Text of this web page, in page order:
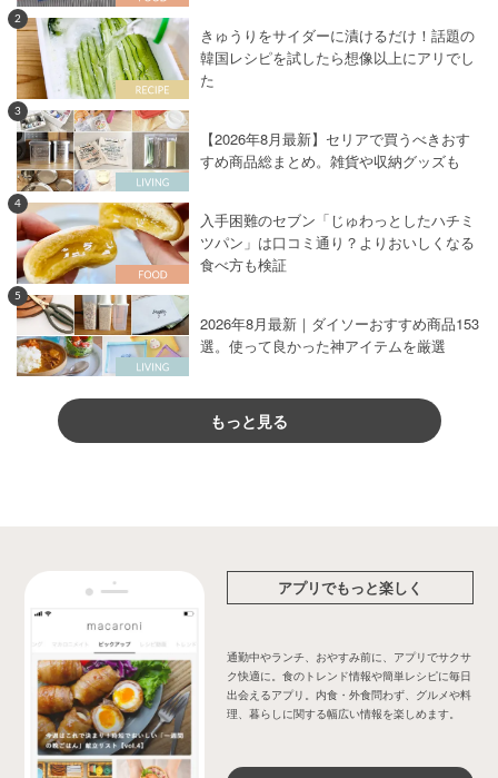
2
きゅうりをサイダーに漬けるだけ！話題の
韓国レシピを試したら想像以上にアリでし
た
3
【2026年8月最新】セリアで買うべきおす
すめ商品総まとめ。雑貨や収納グッズも
4
入手困難のセブン「じゅわっとしたハチミ
ツパン」は口コミ通り？よりおいしくなる
食べ方も検証
5
2026年8月最新｜ダイソーおすすめ商品153
選。使って良かった神アイテムを厳選
もっと見る
アプリでもっと楽しく
通勤中やランチ、おやすみ前に、アプリでサクサ
ク快適に。食のトレンド情報や簡単レシピに毎日
出会えるアプリ。内食・外食問わず、グルメや料
理、暮らしに関する幅広い情報を楽しめます。